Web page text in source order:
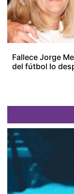
Fallece Jorge
del fútbol lo
Previous